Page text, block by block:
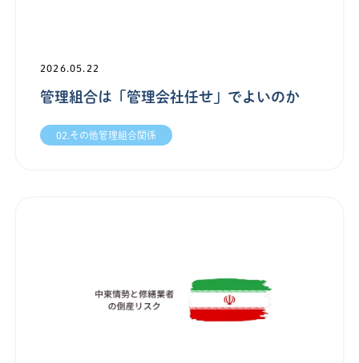
2026.05.22
管理組合は「管理会社任せ」でよいのか
02.その他管理組合関係